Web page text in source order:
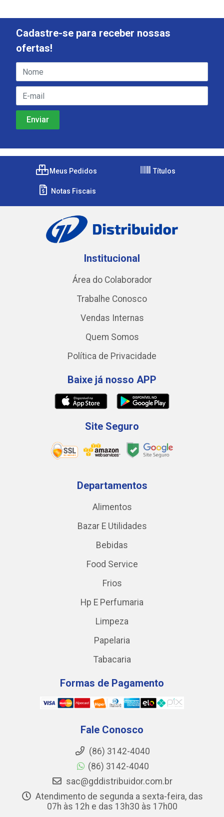
Cadastre-se para receber nossas
ofertas!
Meus Pedidos Títulos
Notas Fiscais
Institucional
Área do Colaborador
Trabalhe Conosco
Vendas Internas
Quem Somos
Política de Privacidade
Baixe já nosso APP
Site Seguro
Departamentos
Alimentos
Bazar E Utilidades
Bebidas
Food Service
Frios
Hp E Perfumaria
Limpeza
Papelaria
Tabacaria
Formas de Pagamento
Fale Conosco
(86) 3142-4040
(86) 3142-4040
sac@gddistribuidor.com.br
Atendimento de segunda a sexta-feira, das
07h às 12h e das 13h30 às 17h00